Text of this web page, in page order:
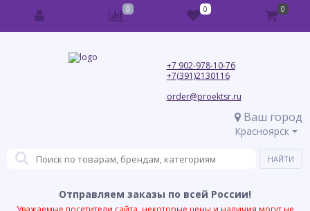
+7 902-978-10-76
+7(391)2130116
order@proektsr.ru
Ваш город
Красноярск
Отправляем заказы по всей России!
0 0 0